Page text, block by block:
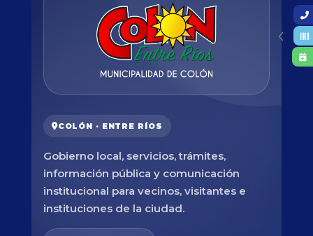
COLÓN · ENTRE RÍOS
Gobierno local, servicios, trámites,
información pública y comunicación
institucional para vecinos, visitantes e
instituciones de la ciudad.